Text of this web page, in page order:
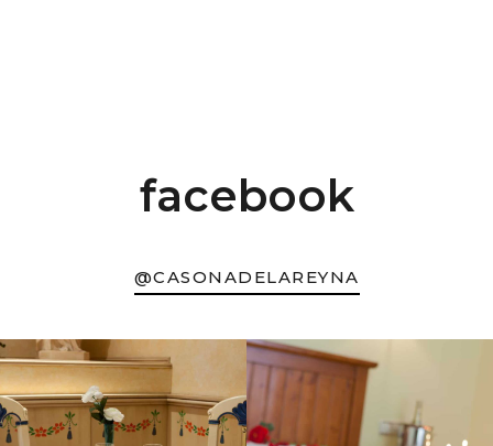
facebook
@CASONADELAREYNA